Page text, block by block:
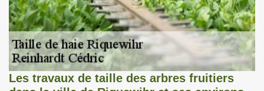
Les travaux de taille des arbres fruitiers